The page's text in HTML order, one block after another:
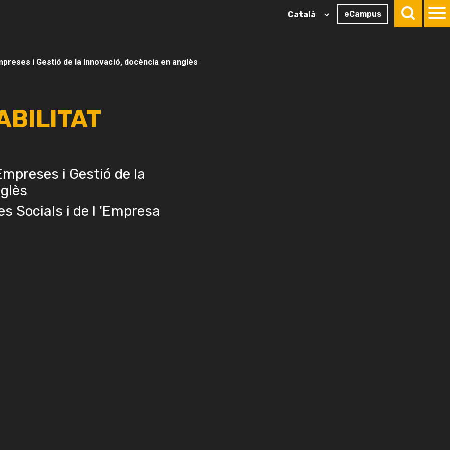
eCampus
i Gestió de la Innovació, docència en anglès
i Gestió de la
Socials i de l 'Empresa